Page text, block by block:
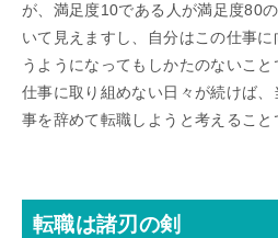
が、満足度10である人が満足度80
いて見えますし、自分はこの仕事
うようになってもしかたのないこ
仕事に取り組めない日々が続けば
事を辞めて転職しようと考えること
転職は諸刃の剣